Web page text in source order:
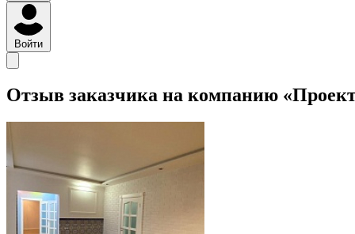
Войти
Отзыв заказчика на компанию